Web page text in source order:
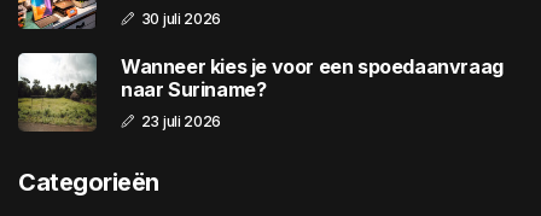
30 juli 2026
Wanneer kies je voor een spoedaanvraag
naar Suriname?
23 juli 2026
Categorieën